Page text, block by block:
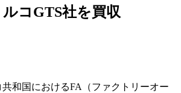
コGTS社を買収
和国におけるFA（ファクトリーオー